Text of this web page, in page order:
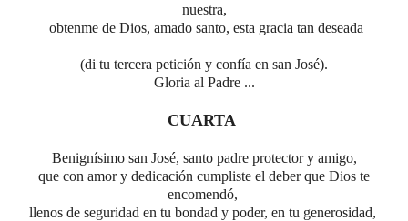
nuestra,
obtenme de Dios, amado santo, esta gracia tan deseada
(di tu tercera petición y confía en san José).
Gloria al Padre ...
CUARTA
Benignísimo san José, santo padre protector y amigo,
que con amor y dedicación cumpliste el deber que Dios te
encomendó,
llenos de seguridad en tu bondad y poder, en tu generosidad,